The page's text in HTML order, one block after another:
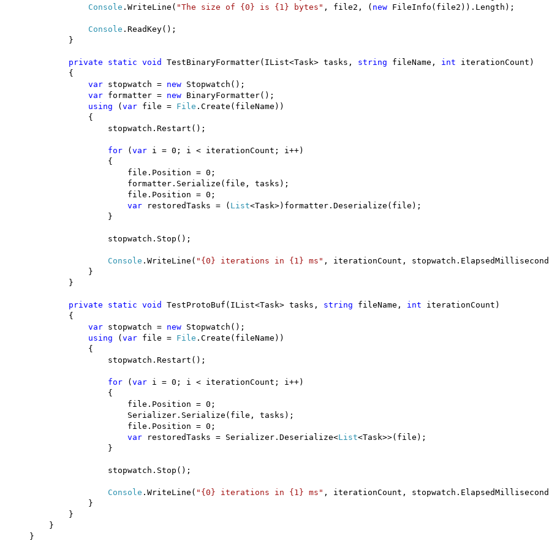
Console .WriteLine( "The size of {0} is {1} bytes" , file2, ( new FileInfo(file2)).Length);
Console .ReadKey();
}
private static void TestBinaryFormatter(IList<Task> tasks, string fileName, int iterationCount)
{
var stopwatch = new Stopwatch();
var formatter = new BinaryFormatter();
using ( var file = File .Create(fileName))
{
stopwatch.Restart();
for ( var i = 0; i < iterationCount; i++)
{
file.Position = 0;
formatter.Serialize(file, tasks);
file.Position = 0;
var restoredTasks = ( List<Task>)formatter.Deserialize(file);
}
stopwatch.Stop();
Console .WriteLine( "{0} iterations in {1} ms" , iterationCount,
}
}
private static void TestProtoBuf(IList<Task> tasks, string fileName, int iterationCount)
{
var stopwatch = new Stopwatch();
using ( var file = File .Create(fileName))
{
stopwatch.Restart();
for ( var i = 0; i < iterationCount; i++)
{
file.Position = 0;
Serializer.Serialize(file, tasks);
file.Position = 0;
var restoredTasks = Serializer.Deserialize<List<Task>>(file);
}
stopwatch.Stop();
Console .WriteLine( "{0} iterations in {1} ms" , iterationCount,
}
}
}
}